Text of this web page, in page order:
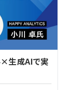
生成AIで実